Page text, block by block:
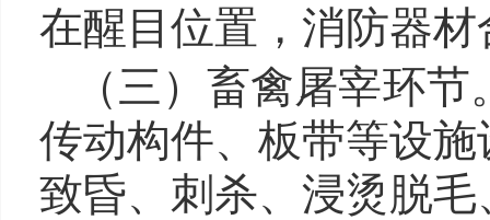
在醒目位置，消防器
（三）畜禽屠宰环节
传动构件、板带等设
致昏、刺杀、浸烫脱